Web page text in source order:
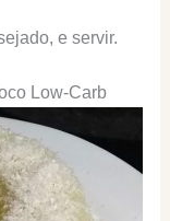
e servir.
Low-Carb